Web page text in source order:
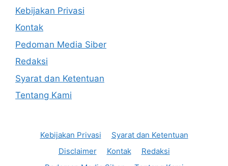
Kebijakan Privasi
Kontak
Pedoman Media Siber
Redaksi
Syarat dan Ketentuan
Tentang Kami
Kebijakan Privasi
Syarat dan Ketentuan
Disclaimer
Kontak
Redaksi